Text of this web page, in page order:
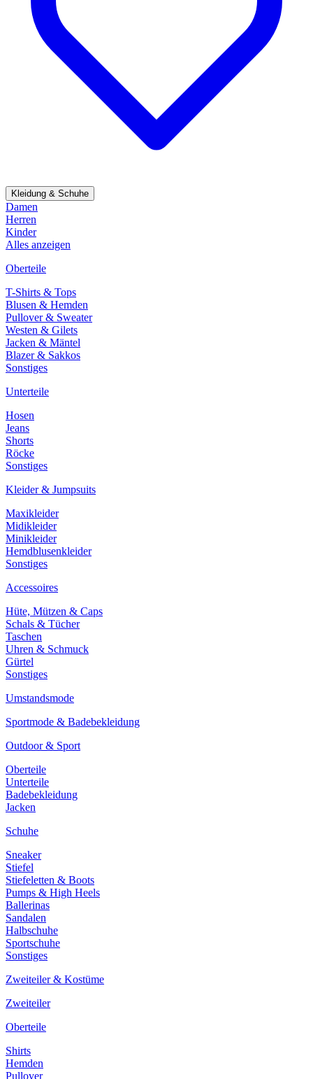
Kleidung & Schuhe
Damen
Herren
Kinder
Alles anzeigen
Oberteile
T-Shirts & Tops
Blusen & Hemden
Pullover & Sweater
Westen & Gilets
Jacken & Mäntel
Blazer & Sakkos
Sonstiges
Unterteile
Hosen
Jeans
Shorts
Röcke
Sonstiges
Kleider & Jumpsuits
Maxikleider
Midikleider
Minikleider
Hemdblusenkleider
Sonstiges
Accessoires
Hüte, Mützen & Caps
Schals & Tücher
Taschen
Uhren & Schmuck
Gürtel
Sonstiges
Umstandsmode
Sportmode & Badebekleidung
Outdoor & Sport
Oberteile
Unterteile
Badebekleidung
Jacken
Schuhe
Sneaker
Stiefel
Stiefeletten & Boots
Pumps & High Heels
Ballerinas
Sandalen
Halbschuhe
Sportschuhe
Sonstiges
Zweiteiler & Kostüme
Zweiteiler
Oberteile
Shirts
Hemden
Pullover